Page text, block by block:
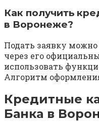
Как получить
в Воронеже?
Подать заявку
через его
использовать
Алгоритм
Кредитные
Банка в